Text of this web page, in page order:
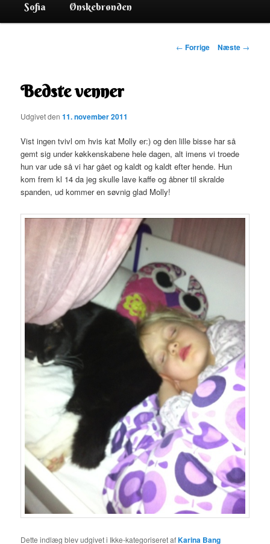
Sofia Ønskebrønden
Indlægsnavigation
← Forrige Næste →
Bedste venner
Udgivet den11. november 2011
Vist ingen tvivl om hvis kat Molly er:) og den lille bisse har så
gemt sig under køkkenskabene hele dagen, alt imens vi troede
hun var ude så vi har gået og kaldt og kaldt efter hende. Hun
kom frem kl 14 da jeg skulle lave kaffe og åbner til skralde
spanden, ud kommer en søvnig glad Molly!
Dette indlæg blev udgivet i Ikke-kategoriseret afKarina Bang